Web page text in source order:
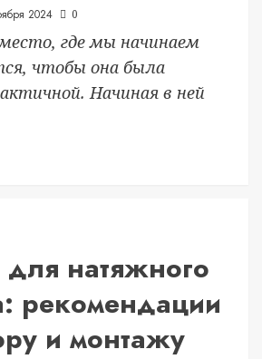
2024 0
где мы начинаем
чтобы она была
Начиная в ней
для натяжного
рекомендации
и монтажу